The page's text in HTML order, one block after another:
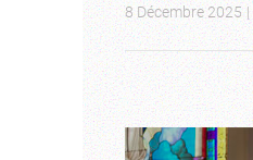
8 Décembre 2025 |